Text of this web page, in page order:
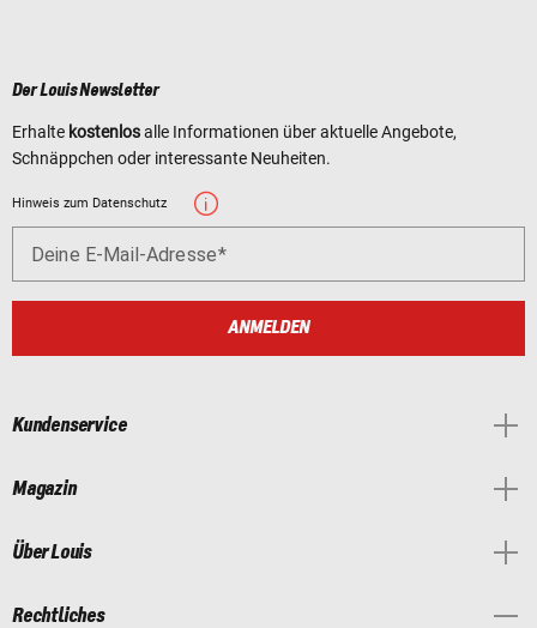
Der Louis Newsletter
Erhalte kostenlosalle Informationen über aktuelle Angebote,
Schnäppchen oder interessante Neuheiten.
Hinweis zum Datenschutz
Deine E-Mail-Adresse
ANMELDEN
Kundenservice
Magazin
Über Louis
Rechtliches